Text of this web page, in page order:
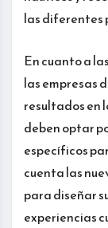
las diferentes
En cuanto a
las empresas
resultados en
deben optar
específicos
cuenta las
para diseñar
experiencias